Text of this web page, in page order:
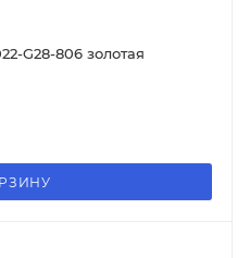
G28-806 золотая